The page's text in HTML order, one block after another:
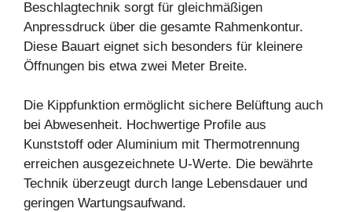
Beschlagtechnik sorgt für gleichmäßigen
Anpressdruck über die gesamte Rahmenkontur.
Diese Bauart eignet sich besonders für kleinere
Öffnungen bis etwa zwei Meter Breite.
Die Kippfunktion ermöglicht sichere Belüftung auch
bei Abwesenheit. Hochwertige Profile aus
Kunststoff oder Aluminium mit Thermotrennung
erreichen ausgezeichnete U-Werte. Die bewährte
Technik überzeugt durch lange Lebensdauer und
geringen Wartungsaufwand.